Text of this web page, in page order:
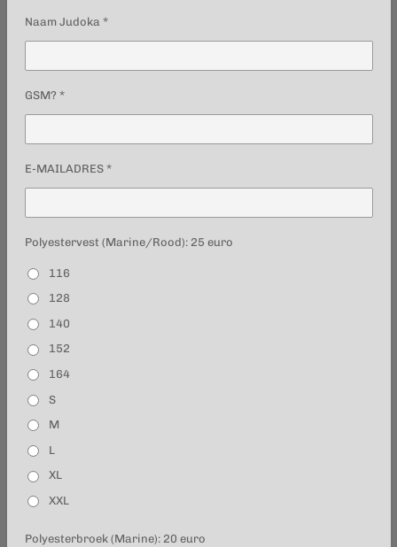
Naam Judoka *
GSM? *
E-MAILADRES *
Polyestervest (Marine/Rood): 25 euro
116
128
140
152
164
S
M
L
XL
XXL
Polyesterbroek (Marine): 20 euro